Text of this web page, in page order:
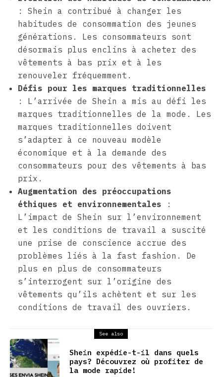
: Shein a contribué à changer les
habitudes de consommation des jeunes
générations. Les consommateurs sont
désormais plus enclins à acheter des
vêtements à bas prix et à les
renouveler fréquemment.
Défis pour les marques traditionnelles
: L’arrivée de Shein a mis au défi les
marques traditionnelles de la mode. Les
marques traditionnelles doivent
s’adapter à ce nouveau modèle
économique et à la demande des
consommateurs pour des vêtements à bas
prix.
Augmentation des préoccupations
éthiques et environnementales :
L’impact de Shein sur l’environnement
et les conditions de travail a suscité
une prise de conscience accrue des
problèmes liés à la fast fashion. De
plus en plus de consommateurs
s’interrogent sur l’origine des
vêtements qu’ils achètent et sur les
conditions de travail des ouvriers.
See also
Shein expédie-t-il dans quels
pays? Découvrez où profiter de
la mode rapide!